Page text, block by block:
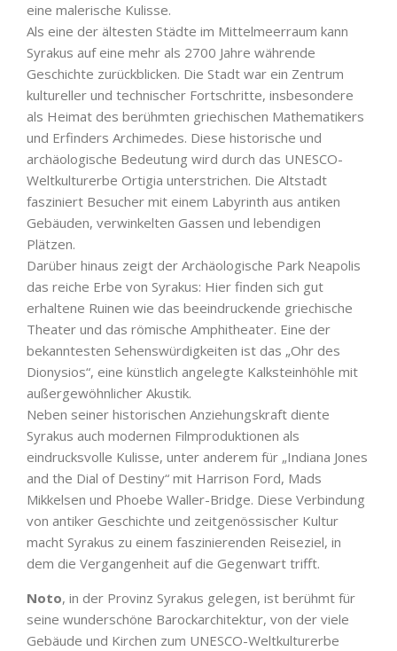
eine malerische Kulisse.
Als eine der ältesten Städte im Mittelmeerraum kann
Syrakus auf eine mehr als 2700 Jahre währende
Geschichte zurückblicken. Die Stadt war ein Zentrum
kultureller und technischer Fortschritte, insbesondere
als Heimat des berühmten griechischen Mathematikers
und Erfinders Archimedes. Diese historische und
archäologische Bedeutung wird durch das UNESCO-
Weltkulturerbe Ortigia unterstrichen. Die Altstadt
fasziniert Besucher mit einem Labyrinth aus antiken
Gebäuden, verwinkelten Gassen und lebendigen
Plätzen.
Darüber hinaus zeigt der Archäologische Park Neapolis
das reiche Erbe von Syrakus: Hier finden sich gut
erhaltene Ruinen wie das beeindruckende griechische
Theater und das römische Amphitheater. Eine der
bekanntesten Sehenswürdigkeiten ist das „Ohr des
Dionysios“, eine künstlich angelegte Kalksteinhöhle mit
außergewöhnlicher Akustik.
Neben seiner historischen Anziehungskraft diente
Syrakus auch modernen Filmproduktionen als
eindrucksvolle Kulisse, unter anderem für „Indiana Jones
and the Dial of Destiny“ mit Harrison Ford, Mads
Mikkelsen und Phoebe Waller-Bridge. Diese Verbindung
von antiker Geschichte und zeitgenössischer Kultur
macht Syrakus zu einem faszinierenden Reiseziel, in
dem die Vergangenheit auf die Gegenwart trifft.
Noto, in der Provinz Syrakus gelegen, ist berühmt für
seine wunderschöne Barockarchitektur, von der viele
Gebäude und Kirchen zum UNESCO-Weltkulturerbe